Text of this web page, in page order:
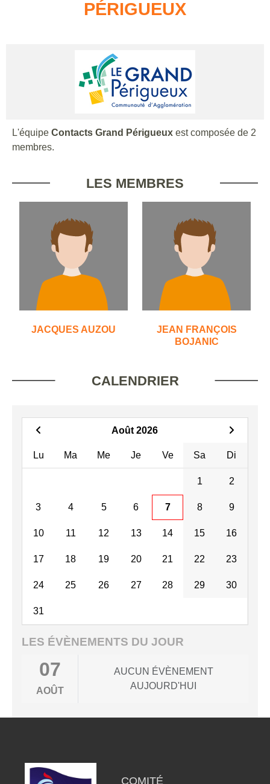
PÉRIGUEUX
L'équipe Contacts Grand Périgueux est composée de 2
membres.
LES MEMBRES
JACQUES AUZOU
JEAN FRANÇOIS
BOJANIC
CALENDRIER
Août 2026
Lu Ma Me Je Ve Sa Di
1 2
3 4 5 6 7 8 9
10 11 12 13 14 15 16
17 18 19 20 21 22 23
24 25 26 27 28 29 30
31
LES ÉVÈNEMENTS DU JOUR
07
AOÛT
AUCUN ÉVÈNEMENT
AUJOURD'HUI
COMITÉ